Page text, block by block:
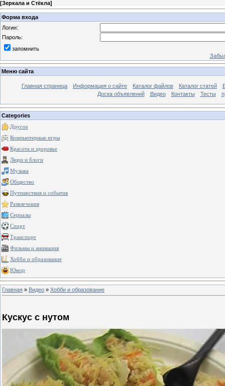
[Зеркала и Стёкла]
Форма входа
Логин:
Пароль:
запомнить
Меню сайта
Главная страница Информация о сайте Каталог файлов Каталог статей
Доска объявлений
Видео Контакты Тесты
Categories
Другое
Компьютерные игры
Красота и здоровье
Люди и блоги
Музыка
Общество
Путешествия и события
Развлечения
Сериалы
Спорт
Транспорт
Фильмы и анимация
Хобби и образование
Юмор
Главная » Видео » Хобби и образование
Кускус с нутом